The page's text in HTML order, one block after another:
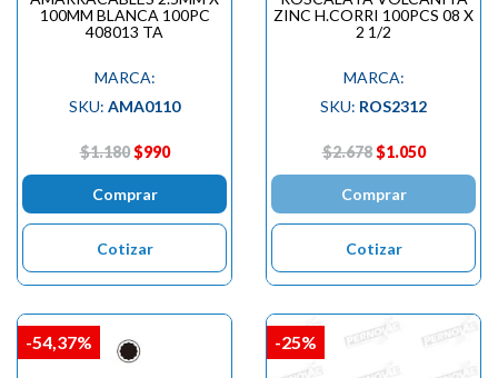
100MM BLANCA 100PC
408013 TA
MARCA:
SKU: AMA0110
$1.180 $990
Comprar
Cotizar
ZINC H.CORRI 100PCS 08 X
2 1/2
MARCA:
SKU: ROS2312
$2.678 $1.050
Comprar
Cotizar
-54,37% -25%